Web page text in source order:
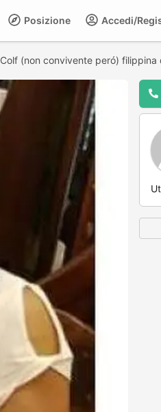
Accedi/
Posizione
Colf (non convivente peró) filippina